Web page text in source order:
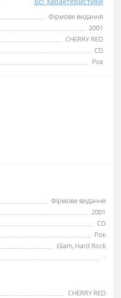
Фірмове видання
2001
CHERRY RED
CD
Рок
Фірмове видання
2001
CD
Рок
Glam, Hard Rock
-
CHERRY RED